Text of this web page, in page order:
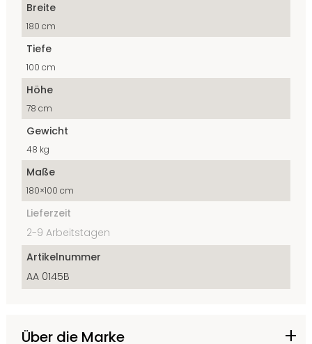
Breite
180 cm
Tiefe
100 cm
Höhe
78 cm
Gewicht
48 kg
Maße
180×100 cm
Lieferzeit
2-9 Arbeitstagen
Artikelnummer
AA 0145B
Über die Marke